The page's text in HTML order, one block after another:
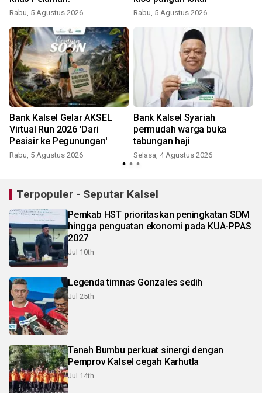
Rabu, 5 Agustus 2026 Rabu, 5 Agustus 2026
Bank Kalsel Gelar AKSEL
Virtual Run 2026 'Dari
Pesisir ke Pegunungan'
Rabu, 5 Agustus 2026
Bank Kalsel Syariah
permudah warga buka
tabungan haji
Selasa, 4 Agustus 2026
Terpopuler - Seputar Kalsel
Pemkab HST prioritaskan peningkatan SDM
hingga penguatan ekonomi pada KUA-PPAS
2027
Jul 10th
Legenda timnas Gonzales sedih
Jul 25th
Tanah Bumbu perkuat sinergi dengan
Pemprov Kalsel cegah Karhutla
Jul 14th